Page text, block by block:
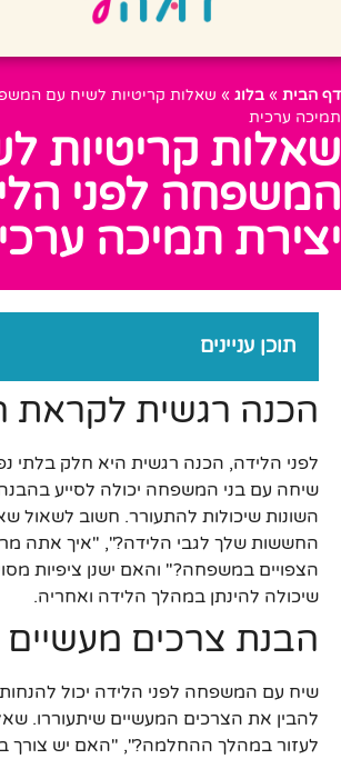
דף הבית » בלוג » שאלות קריטיות לשיח עם
תמיכה ערכית
שאלות קריטיות
המשפחה לפני
יצירת תמיכה
תוכן עניינים
הכנה רגשית לקראת
לפני הלידה, הכנה רגשית היא חלק בלתי
שיחה עם בני המשפחה יכולה לסייע
השונות שיכולות להתעורר. חשוב לשאול
החששות שלך לגבי הלידה?", "איך אתה
הצפויים במשפחה?" והאם ישנן ציפיות
שיכולה להינתן במהלך הלידה ואחריה.
הבנת צרכים מעשיים
שיח עם המשפחה לפני הלידה יכול
להבין את הצרכים המעשיים שיתעוררו.
לעזור במהלך ההחלמה?", "האם יש צורך